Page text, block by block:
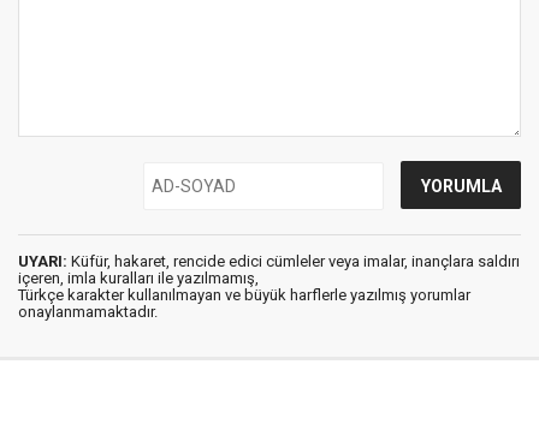
UYARI: Küfür, hakaret, rencide edici cümleler veya imalar, inançlara saldırı
içeren, imla kuralları ile yazılmamış,
Türkçe karakter kullanılmayan ve büyük harflerle yazılmış yorumlar
onaylanmamaktadır.